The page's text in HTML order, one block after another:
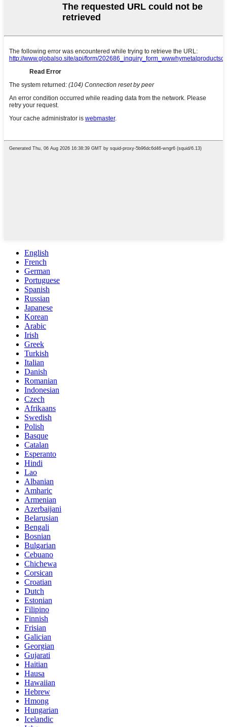
English
French
German
Portuguese
Spanish
Russian
Japanese
Korean
Arabic
Irish
Greek
Turkish
Italian
Danish
Romanian
Indonesian
Czech
Afrikaans
Swedish
Polish
Basque
Catalan
Esperanto
Hindi
Lao
Albanian
Amharic
Armenian
Azerbaijani
Belarusian
Bengali
Bosnian
Bulgarian
Cebuano
Chichewa
Corsican
Croatian
Dutch
Estonian
Filipino
Finnish
Frisian
Galician
Georgian
Gujarati
Haitian
Hausa
Hawaiian
Hebrew
Hmong
Hungarian
Icelandic